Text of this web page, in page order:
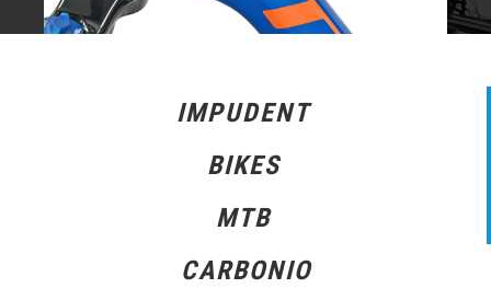
IMPUDENT
BIKES
MTB
CARBONIO